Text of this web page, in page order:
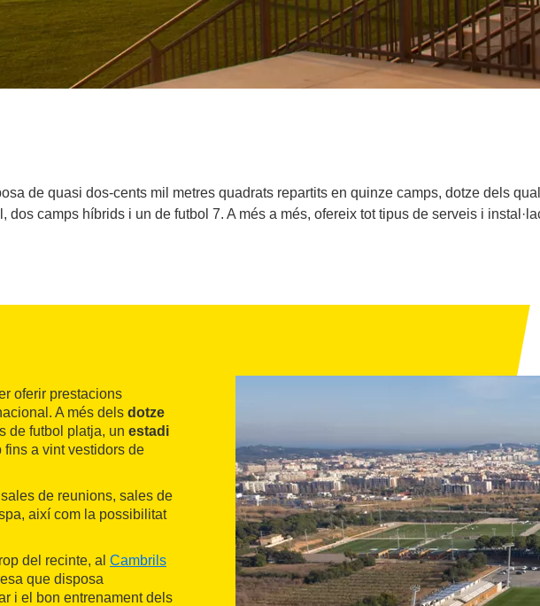
de quasi dos-cents mil metres quadrats repartits en quinze camps, dotze dels
dos camps híbrids i un de futbol 7. A més a més, ofereix tot tipus de serveis i
oferir prestacions
A més dels dotze
de futbol platja, un estadi
fins a vint vestidors de
de reunions, sales de
així com la possibilitat
del recinte, al Cambrils
que disposa
i el bon entrenament dels